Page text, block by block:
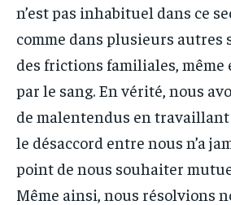
n’est pas inhabituel dans ce
comme dans plusieurs autres
des frictions familiales, même
par le sang. En vérité, nous
de malentendus en travaillant
le désaccord entre nous n’a
point de nous souhaiter
Même ainsi, nous résolvions